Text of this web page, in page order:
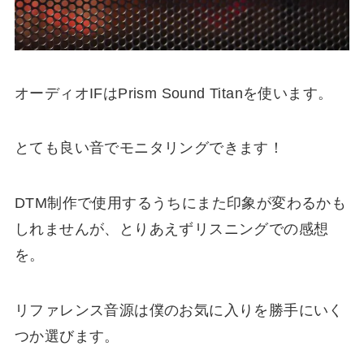
オーディオIFはPrism Sound Titanを使います。
とても良い音でモニタリングできます！
DTM制作で使用するうちにまた印象が変わるかも
しれませんが、とりあえずリスニングでの感想
を。
リファレンス音源は僕のお気に入りを勝手にいく
つか選びます。